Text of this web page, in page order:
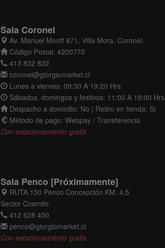
Sala Coronel
Av. Manuel Montt 871, Villa Mora, Coronel.
Código Postal: 4200770
413 832 822
coronel@giorgiomarket.cl
Lunes a viernes: 09:30 A 19:20 Hrs
Sábados, domingos y festivos: 11:00 A 18:00 Hrs
Despacho a domicilio: No | Retiro en tienda: Si
Método de pago: Webpay / Transferencia
Con estacionamiento gratis
Sala Penco [Próximamente]
RUTA 150 Penco Concepción KM. 4,5
Sector Cosmito.
412 628 400
penco@giorgiomarket.cl
Con estacionamiento gratis